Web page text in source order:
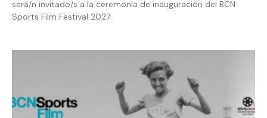
será/n invitado/s a la ceremonia de inauguración del BCN
Sports Film Festival 2027.